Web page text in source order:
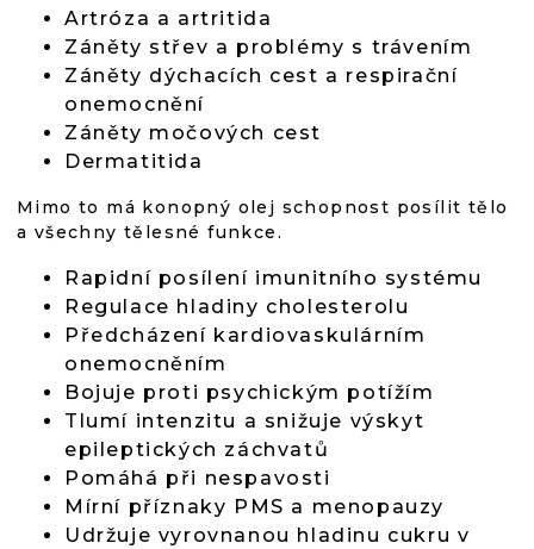
Artróza a artritida
Záněty střev a problémy s trávením
Záněty dýchacích cest a respirační
onemocnění
Záněty močových cest
Dermatitida
Mimo to má konopný olej schopnost posílit tělo
a všechny tělesné funkce.
Rapidní posílení imunitního systému
Regulace hladiny cholesterolu
Předcházení kardiovaskulárním
onemocněním
Bojuje proti psychickým potížím
Tlumí intenzitu a snižuje výskyt
epileptických záchvatů
Pomáhá při nespavosti
Mírní příznaky PMS a menopauzy
Udržuje vyrovnanou hladinu cukru v